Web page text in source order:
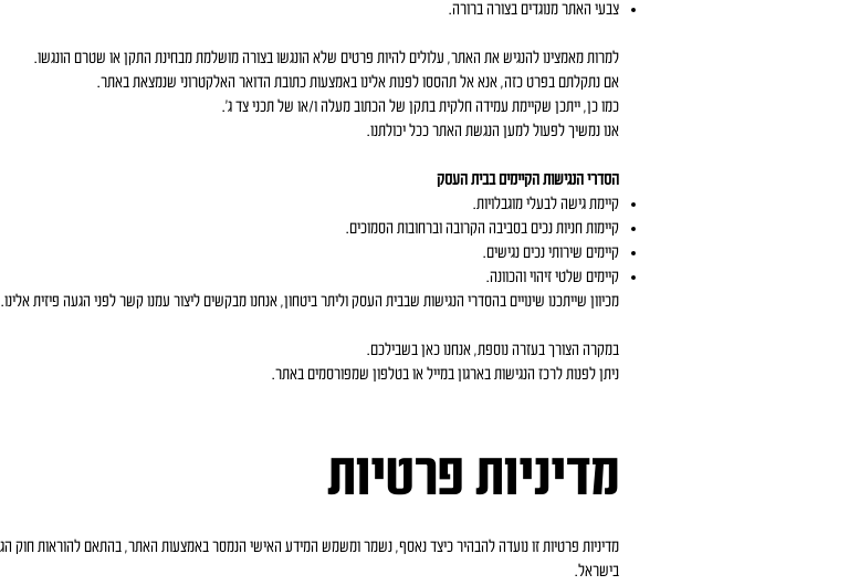
צבעי האתר מנוגדים בצורה ברורה.
למרות מאמצינו להנגיש את האתר, עלולים להיות פרטים שלא הונגשו בצורה מושלמת מבחינת התקן או שטרם הונגשו.
אם נתקלתם בפרט כזה, אנא אל תהססו לפנות אלינו באמצעות כתובת הדואר האלקטרוני שנמצאת באתר.
כמו כן, ייתכן שקיימת עמידה חלקית בתקן של הכתוב מעלה ו/או של תכני צד ג'.
אנו נמשיך לפעול למען הנגשת האתר ככל יכולתנו.
הסדרי הנגישות הקיימים בבית העסק
קיימת גישה לבעלי מוגבלויות.
קיימות חניות נכים בסביבה הקרובה וברחובות הסמוכים.
קיימים שירותי נכים נגישים.
קיימים שלטי זיהוי והכוונה.
מכיוון שייתכנו שינויים בהסדרי הנגישות שבבית העסק וליתר ביטחון, אנחנו מבקשים ליצור עמנו קשר לפני הגעה פיזית אלינו.
במקרה הצורך בעזרה נוספת, אנחנו כאן בשבילכם.
ניתן לפנות לרכז הנגישות בארגון במייל או בטלפון שמפורסמים באתר.
מדיניות פרטיות
בישראל.